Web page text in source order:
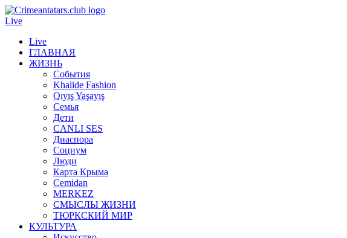
Live
Live
ГЛАВНАЯ
ЖИЗНЬ
События
Khalide Fashion
Qıyış Yaşayış
Семья
Дети
CANLI SES
Диаспора
Социум
Люди
Карта Крыма
Cemidan
МERKEZ
СМЫСЛЫ ЖИЗНИ
ТЮРКСКИЙ МИР
КУЛЬТУРА